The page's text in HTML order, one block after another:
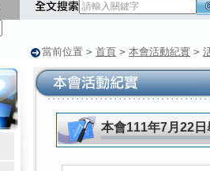
當前位置 > 首頁 > 本會活動紀實 >
本會111年7月22